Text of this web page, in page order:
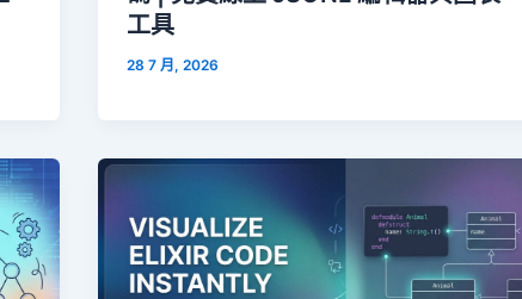
工具
28 7 月, 2026